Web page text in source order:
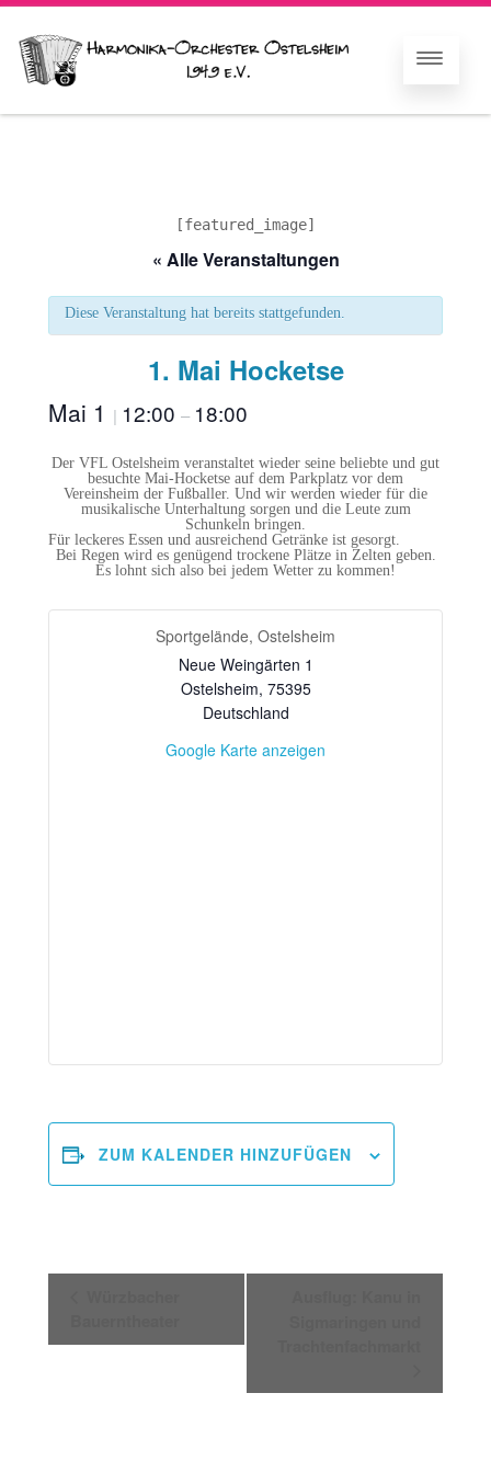
[featured_image]
« Alle Veranstaltungen
Diese Veranstaltung hat bereits stattgefunden.
1. Mai Hocketse
Mai 1 | 12:00 – 18:00
Der VFL Ostelsheim veranstaltet wieder seine beliebte und gut
besuchte Mai-Hocketse auf dem Parkplatz vor dem
Vereinsheim der Fußballer. Und wir werden wieder für die
musikalische Unterhaltung sorgen und die Leute zum
Schunkeln bringen.
Für leckeres Essen und ausreichend Getränke ist gesorgt.
Bei Regen wird es genügend trockene Plätze in Zelten geben.
Es lohnt sich also bei jedem Wetter zu kommen!
Sportgelände, Ostelsheim
Neue Weingärten 1
Ostelsheim, 75395
Deutschland
Google Karte anzeigen
ZUM KALENDER HINZUFÜGEN